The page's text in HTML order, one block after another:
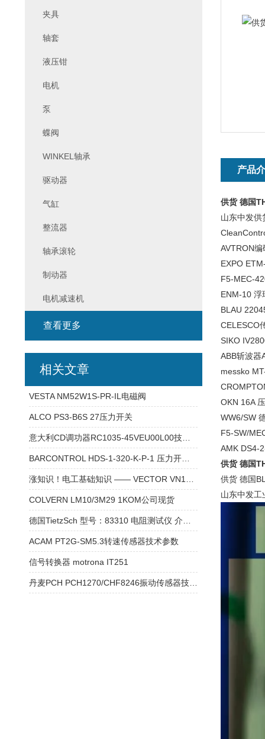
产品
供货 德国
山东中发供
AVTRON
EXPO
F5-MEC-
ENM-10
BLAU
CELESCO
SIKO
ABB斩波器
messko
OKN 16A
WW6/SW
F5-SW/
AMK DS4-
供货 德国
供货 德国
山东中发工
夹具
轴套
液压钳
电机
泵
蝶阀
WINKEL轴承
驱动器
气缸
整流器
轴承滚轮
制动器
电机减速机
查看更多
相关文章
VESTA NM52W1S-PR-IL电磁阀
ALCO PS3-B6S 27压力开关
COLVERN LM10/3M29 1KOM公司现货
ACAM PT2G-SM5.3转速传感器技术参数
信号转换器 motrona IT251